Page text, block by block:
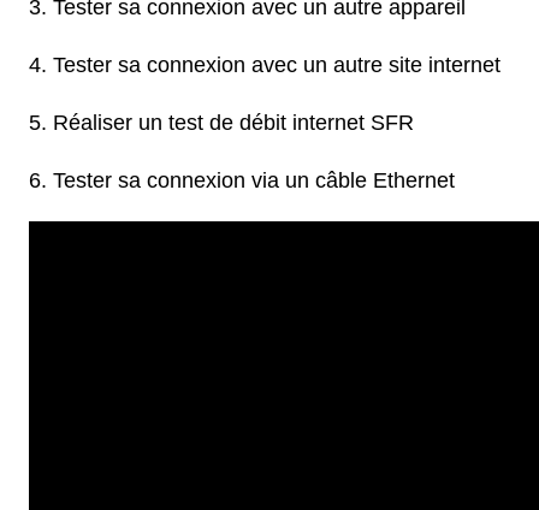
Tester sa connexion avec un autre appareil
Tester sa connexion avec un autre site internet
Réaliser un test de débit internet SFR
Tester sa connexion via un câble Ethernet